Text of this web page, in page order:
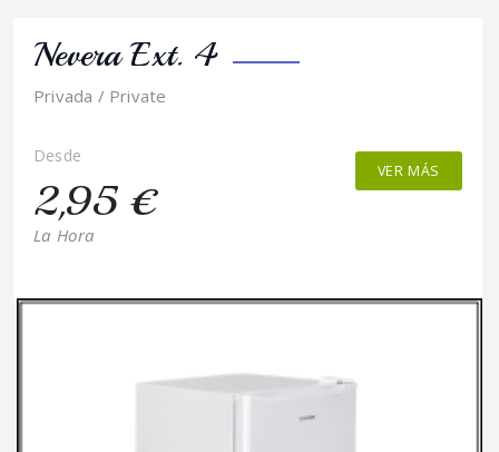
Nevera Ext. 4
Privada / Private
Desde
2,95 €
La Hora
VER MÁS